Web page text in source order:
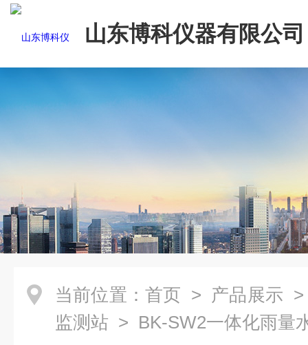
山东博科仪器有限公司
当前位置： 首页 > 产品展示
监测站 > BK-SW2一体化雨量